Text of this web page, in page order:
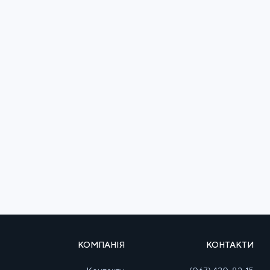
КОМПАНІЯ КОНТАКТИ